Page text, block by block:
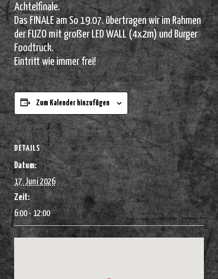
Achtelfinale.
Das FINALE am So 19.07. übertragen wir im Rahmen
der FUZO mit großer LED WALL (4x2m) und Burger
Foodtruck.
Eintritt wie immer frei!
Zum Kalender hinzufügen
DETAILS
Datum:
17. Juni 2026
Zeit:
6:00 - 12:00